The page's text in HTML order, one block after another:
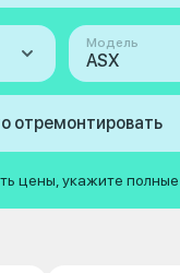
Модель
ASX
отремонтировать
цены, укажите